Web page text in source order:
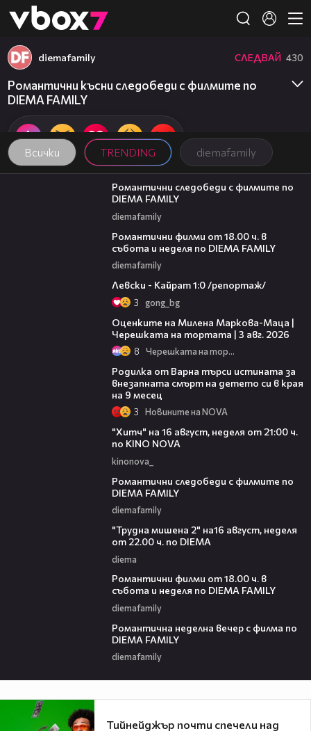
👾
Всички TRENDING diemafamily
diemafamily СЛЕДВАЙ 430
Романтични късни следобеди с филмите по
DIEMA FAMILY
00:31
Романтични следобеди с филмите по
DIEMA FAMILY
diemafamily
Романтични филми от 18.00 ч. в
събота и неделя по DIEMA FAMILY
diemafamily
Левски - Кайрат 1:0 /репортаж/
3 gong_bg
Оценките на Милена Маркова-Маца |
Черешката на тортата | 3 авг. 2026
8 Черешката на тортата
Родилка от Варна търси истината за
внезапната смърт на детето си в края
на 9 месец
3 Новините на NOVA
"Хитч" на 16 август, неделя от 21:00 ч.
по KINO NOVA
kinonova_
Романтични следобеди с филмите по
DIEMA FAMILY
diemafamily
"Трудна мишена 2" на16 август, неделя
от 22.00 ч. по DIEMA
diema
Романтични филми от 18.00 ч. в
събота и неделя по DIEMA FAMILY
diemafamily
Романтичнa неделна вечер с филма по
DIEMA FAMILY
diemafamily
Тийнейджър почти спечели над